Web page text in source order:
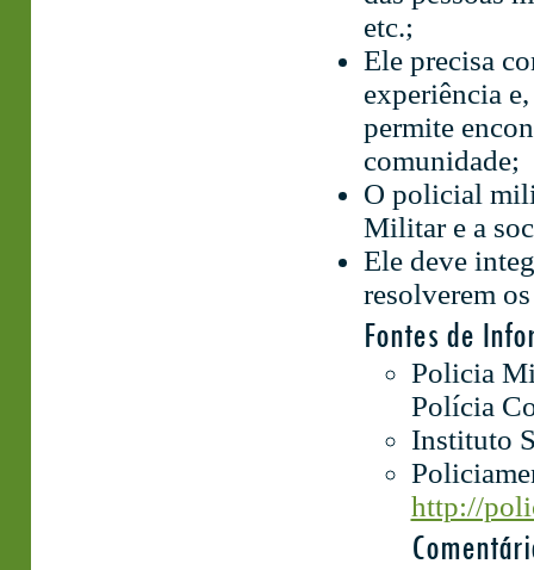
etc.;
Ele precisa
experiência
permite
comunidade;
O policial
Militar e a
Ele deve
resolverem
Fontes de
Policia
Polícia
Instituto
http://